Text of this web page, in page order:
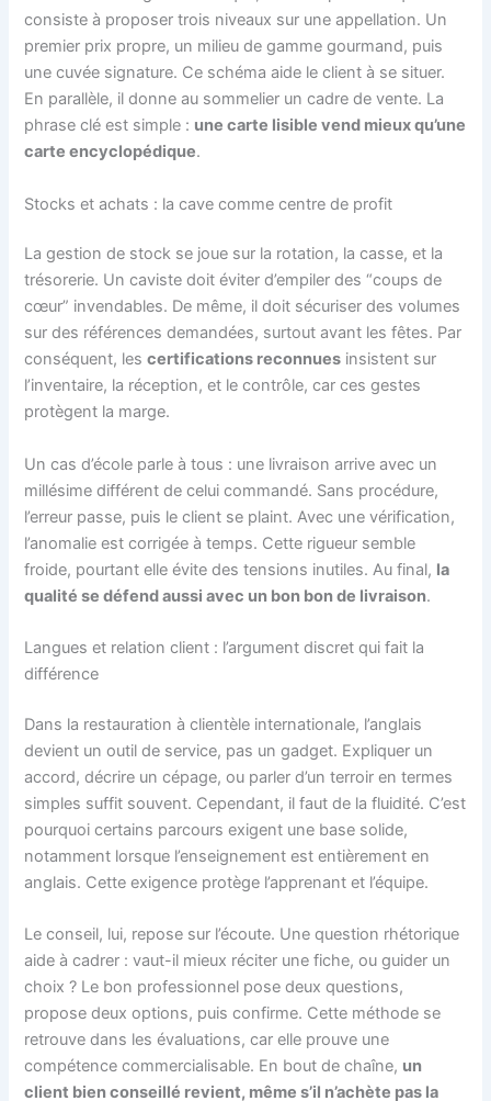
consiste à proposer trois niveaux sur une appellation. Un
premier prix propre, un milieu de gamme gourmand, puis
une cuvée signature. Ce schéma aide le client à se situer.
En parallèle, il donne au sommelier un cadre de vente. La
phrase clé est simple : une carte lisible vend mieux qu’une
carte encyclopédique.
Stocks et achats : la cave comme centre de profit
La gestion de stock se joue sur la rotation, la casse, et la
trésorerie. Un caviste doit éviter d’empiler des “coups de
cœur” invendables. De même, il doit sécuriser des volumes
sur des références demandées, surtout avant les fêtes. Par
conséquent, lescertifications reconnues insistent sur
l’inventaire, la réception, et le contrôle, car ces gestes
protègent la marge.
Un cas d’école parle à tous : une livraison arrive avec un
millésime différent de celui commandé. Sans procédure,
l’erreur passe, puis le client se plaint. Avec une vérification,
l’anomalie est corrigée à temps. Cette rigueur semble
froide, pourtant elle évite des tensions inutiles. Au final, la
qualité se défend aussi avec un bon bon de livraison.
Langues et relation client : l’argument discret qui fait la
différence
Dans la restauration à clientèle internationale, l’anglais
devient un outil de service, pas un gadget. Expliquer un
accord, décrire un cépage, ou parler d’un terroir en termes
simples suffit souvent. Cependant, il faut de la fluidité. C’est
pourquoi certains parcours exigent une base solide,
notamment lorsque l’enseignement est entièrement en
anglais. Cette exigence protège l’apprenant et l’équipe.
Le conseil, lui, repose sur l’écoute. Une question rhétorique
aide à cadrer : vaut-il mieux réciter une fiche, ou guider un
choix ? Le bon professionnel pose deux questions,
propose deux options, puis confirme. Cette méthode se
retrouve dans les évaluations, car elle prouve une
compétence commercialisable. En bout de chaîne, un
client bien conseillé revient, même s’il n’achète pas la